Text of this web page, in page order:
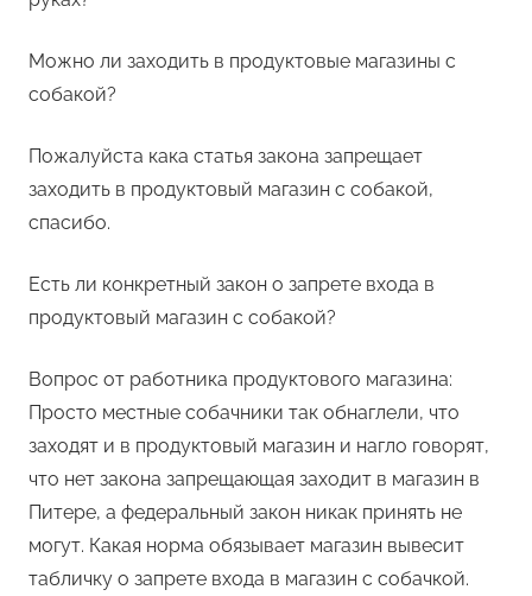
Можно ли заходить в продуктовые магазины с
собакой?
Пожалуйста кака статья закона запрещает
заходить в продуктовый магазин с собакой,
спасибо.
Есть ли конкретный закон о запрете входа в
продуктовый магазин с собакой?
Вопрос от работника продуктового магазина:
Просто местные собачники так обнаглели, что
заходят и в продуктовый магазин и нагло говорят,
что нет закона запрещающая заходит в магазин в
Питере, а федеральный закон никак принять не
могут. Какая норма обязывает магазин вывесит
табличку о запрете входа в магазин с собачкой.